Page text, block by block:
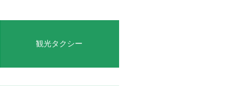
観光タクシー